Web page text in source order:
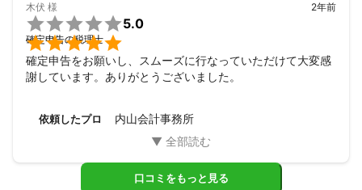
木伏 様


5.0
確定申告の税理士
2年前
確定申告をお願いし、スムーズに行なっていただけて大変感
謝しています。ありがとうございました。
依頼したプロ 内山会計事務所
口コミをもっと見る